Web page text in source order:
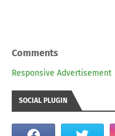
Comments
Responsive Advertisement
SOCIAL PLUGIN